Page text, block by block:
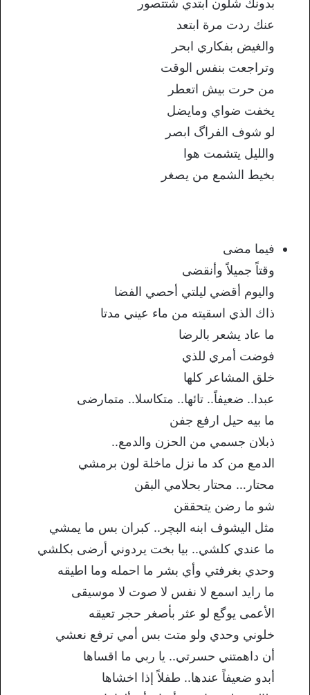
بدونك شلون ابتدي شتتصور
عنك ردت مرة ابتعد
والغيض بفكاري ابحر
وتراجعت بنفس الوقت
من حرت بيش اتعطر
يخفت ضواي ومايضل
لو شوف الفراگ ابصر
والليل يتشمت هوا
بخيط الشمع من يصغر
فيما مضى
وقتاً جميلاً وأنقضى
واليوم أقضي ليلتي أحصي الفضا
ذاك الذي اسقيته من ماء عيني مدتا
ما عاد يشعر بالرضا
فوضت أمري للذي
خلق المشاعر كلها
عبدا.. ضعيفاً.. تائها.. متكاسلا.. متمارضى
ما بيه حيل ارفع جفن
ذبلان جسمي من الحزن والدمع..
الدمع من كد ما نزل ماخلة لون برمشي
محتار… محتار بحلامي البقن
شو ما رضن يتحققن
مثل اليشوف ابنه البچر.. كبران بس ما يمشي
ما عندي كلشي.. بيا بخت يردوني أرضى بكلشي
وحدي بغرفتي وأي بشر ما احمله وما اطيقه
ما رايد اسمع لا نفس لا صوت لا موسيقى
الأعمى يوگع لو عثر بأصغر حجر تعيقه
خلوني وحدي ولو متت بس أمي ترفع نعشي
أن داهمتني حسرتي.. يا ربي ما اقساها
أبدو ضعيفاً عندها.. طفلاً إذا اخشاها